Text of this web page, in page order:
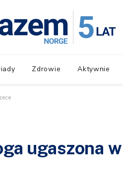
Zdrowie Aktywnie
ugaszona w